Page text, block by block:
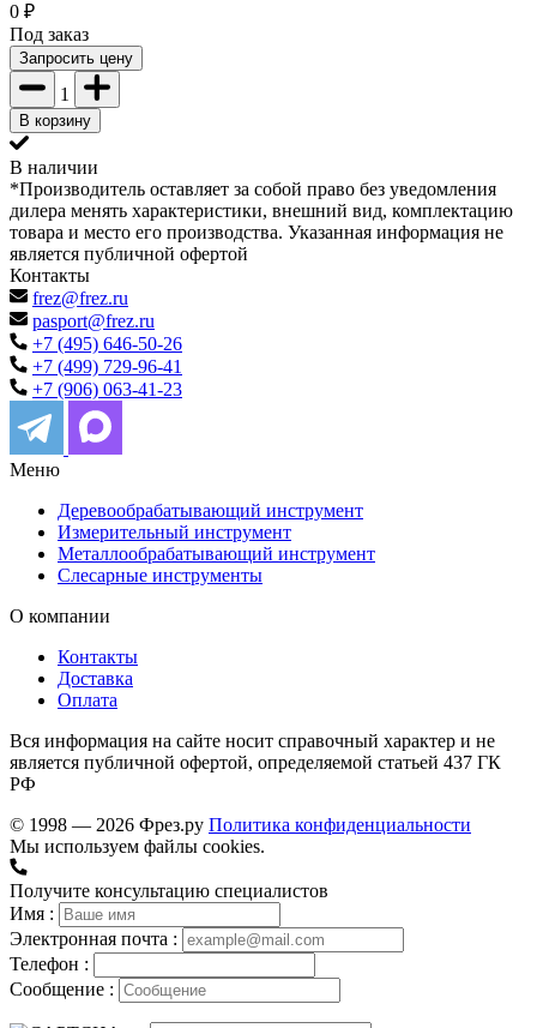
0 ₽
Под заказ
Запросить цену
1
В корзину
В наличии
*Производитель оставляет за собой право без уведомления
дилера менять характеристики, внешний вид, комплектацию
товара и место его производства. Указанная информация не
является публичной офертой
Контакты
frez@frez.ru
pasport@frez.ru
+7 (495) 646-50-26
+7 (499) 729-96-41
+7 (906) 063-41-23
Меню
Деревообрабатывающий инструмент
Измерительный инструмент
Металлообрабатывающий инструмент
Слесарные инструменты
О компании
Контакты
Доставка
Оплата
Вся информация на сайте носит справочный характер и не
является публичной офертой, определяемой статьей 437 ГК
РФ
© 1998 — 2026 Фрез.ру Политика конфиденциальности
Мы используем файлы cookies.
Получите консультацию специалистов
Имя :
Электронная почта :
Телефон :
Сообщение :